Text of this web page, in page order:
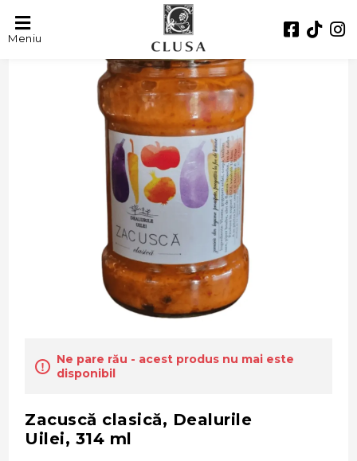
Meniu
Ne pare rău - acest produs nu mai este
disponibil
Zacuscă clasică, Dealurile
Uilei, 314 ml